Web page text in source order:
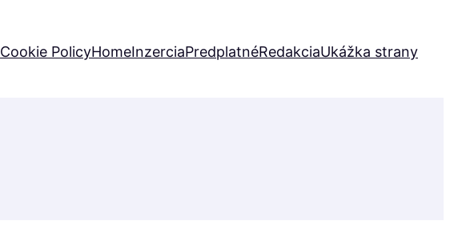
Cookie PolicyHomeInzerciaPredplatnéRedakciaUkážka strany